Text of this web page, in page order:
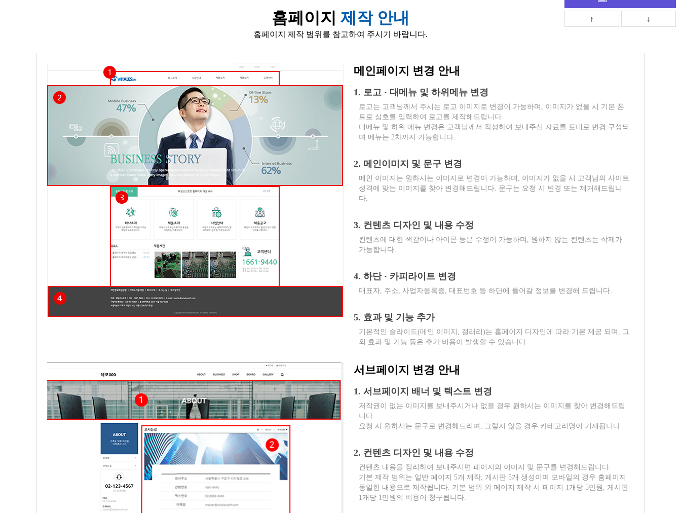
홈페이지 제작 안내
홈페이지 제작 범위를 참고하여 주시기 바랍니다.
메인페이지 변경 안내
1. 로고 · 대메뉴 및 하위메뉴 변경
로고는 고객님께서 주시는 로고 이미지로 변경이 가능하며, 이미지가 없을 시 기본 폰
트로 상호를 입력하여 로고를 제작해드립니다.
대메뉴 및 하위 메뉴 변경은 고객님께서 작성하여 보내주신 자료를 토대로 변경 구성되
며 메뉴는 2차까지 가능합니다.
2. 메인이미지 및 문구 변경
메인 이미지는 원하시는 이미지로 변경이 가능하며, 이미지가 없을 시 고객님의 사이트
성격에 맞는 이미지를 찾아 변경해드립니다. 문구는 요청 시 변경 또는 제거해드립니
다.
3. 컨텐츠 디자인 및 내용 수정
컨텐츠에 대한 색감이나 아이콘 등은 수정이 가능하며, 원하지 않는 컨텐츠는 삭제가
가능합니다.
4. 하단 · 카피라이트 변경
대표자, 주소, 사업자등록증, 대표번호 등 하단에 들어갈 정보를 변경해 드립니다.
5. 효과 및 기능 추가
기본적인 슬라이드(메인 이미지, 갤러리)는 홈페이지 디자인에 따라 기본 제공 되며, 그
외 효과 및 기능 등은 추가 비용이 발생할 수 있습니다.
서브페이지 변경 안내
1. 서브페이지 배너 및 텍스트 변경
저작권이 없는 이미지를 보내주시거나 없을 경우 원하시는 이미지를 찾아 변경해드립
니다.
요청 시 원하시는 문구로 변경해드리며, 그렇지 않을 경우 카테고리명이 기재됩니다.
2. 컨텐츠 디자인 및 내용 수정
컨텐츠 내용을 정리하여 보내주시면 페이지의 이미지 및 문구를 변경해드립니다.
기본 제작 범위는 일반 페이지 5개 제작, 게시판 5개 생성이며 모바일의 경우 홈페이지
동일한 내용으로 제작됩니다. 기본 범위 외 페이지 제작 시 페이지 1개당 5만원, 게시판
1개당 1만원의 비용이 청구됩니다.
↑ ↓